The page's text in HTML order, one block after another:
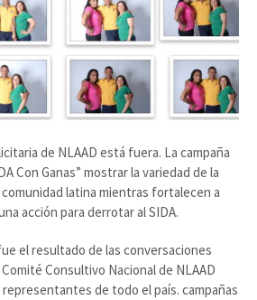
de NLAAD está fuera. La campaña
Con Ganas” mostrar la variedad de la
latina mientras fortalecen a
acción para derrotar al SIDA.
el resultado de las conversaciones
Consultivo Nacional de NLAAD
de todo el país. campañas